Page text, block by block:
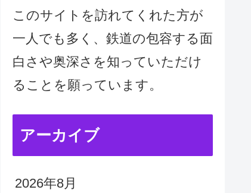
このサイトを訪れてくれた方が
一人でも多く、鉄道の包容する面
白さや奥深さを知っていただけ
ることを願っています。
アーカイブ
2026年8月